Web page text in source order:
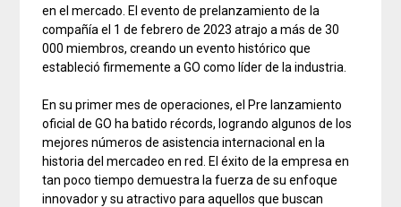
en el mercado. El evento de prelanzamiento de la
compañía el 1 de febrero de 2023 atrajo a más de 30
000 miembros, creando un evento histórico que
estableció firmemente a GO como líder de la industria.
En su primer mes de operaciones, el Pre lanzamiento
oficial de GO ha batido récords, logrando algunos de los
mejores números de asistencia internacional en la
historia del mercadeo en red. El éxito de la empresa en
tan poco tiempo demuestra la fuerza de su enfoque
innovador y su atractivo para aquellos que buscan